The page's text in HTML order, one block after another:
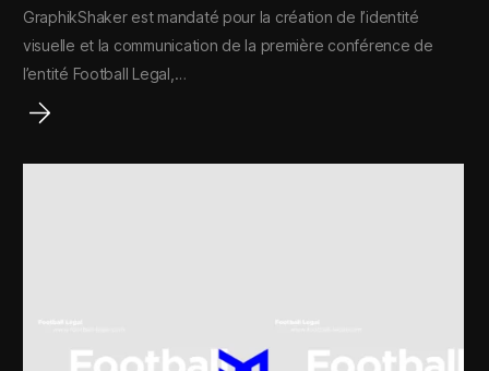
GraphikShaker est mandaté pour la création de l’identité
visuelle et la communication de la première conférence de
l’entité Football Legal,…